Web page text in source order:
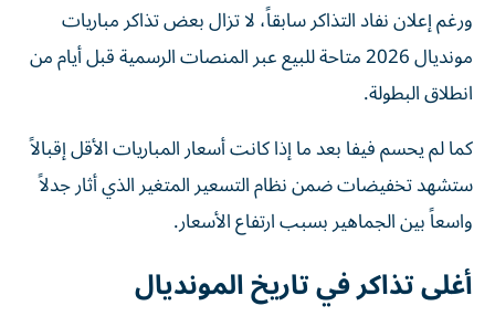
ورغم إعلان نفاد التذاكر سابقاً، لا تزال بعض تذاكر مباريات
مونديال 2026 متاحة للبيع عبر المنصات الرسمية قبل أيام من
انطلاق البطولة.
كما لم يحسم فيفا بعد ما إذا كانت أسعار المباريات الأقل إقبالاً
ستشهد تخفيضات ضمن نظام التسعير المتغير الذي أثار جدلاً
واسعاً بين الجماهير بسبب ارتفاع الأسعار.
أغلى تذاكر في تاريخ المونديال